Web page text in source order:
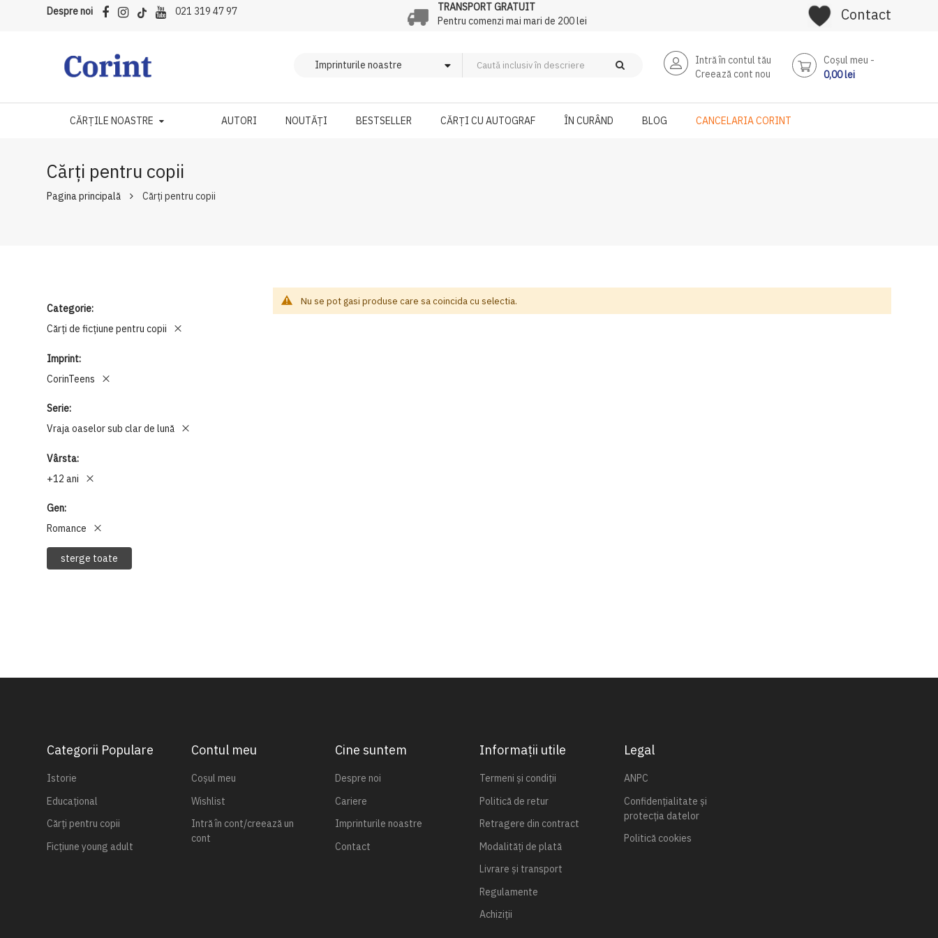
Despre noi 021 319 47 97
TRANSPORT GRATUIT
Pentru comenzi mai mari de 200 lei
Contact
Intră în contul tău
Creează cont nou
Coşul meu
0,00 lei
CĂRȚILE NOASTRE AUTORI NOUTĂȚI BESTSELLER CĂRȚI CU AUTOGRAF ÎN CURÂND BLOG CANCELARIA CORINT
Cărți pentru copii
Pagina principală Cărți pentru copii
Categorie
Cărți de ficțiune pentru copii
Imprint
CorinTeens
Serie
Vraja oaselor sub clar de lună
Vârsta
+12 ani
Gen
Romance
sterge toate
Nu se pot gasi produse care sa coincida cu selectia.
Categorii Populare
Istorie
Educațional
Cărți pentru copii
Ficțiune young adult
Contul meu
Coșul meu
Wishlist
Intră în cont/creează un
cont
Cine suntem
Despre noi
Cariere
Imprinturile noastre
Contact
Informații utile
Termeni și condiții
Politică de retur
Retragere din contract
Modalități de plată
Livrare și transport
Regulamente
Achiziții
Legal
ANPC
Confidențialitate și
protecția datelor
Politică cookies